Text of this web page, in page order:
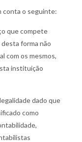
conta o seguinte:
que compete
forma não
com os mesmos,
instituição
dado que
como